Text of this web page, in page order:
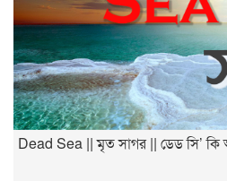
Dead Sea || মৃত সাগর || ডেড সি’